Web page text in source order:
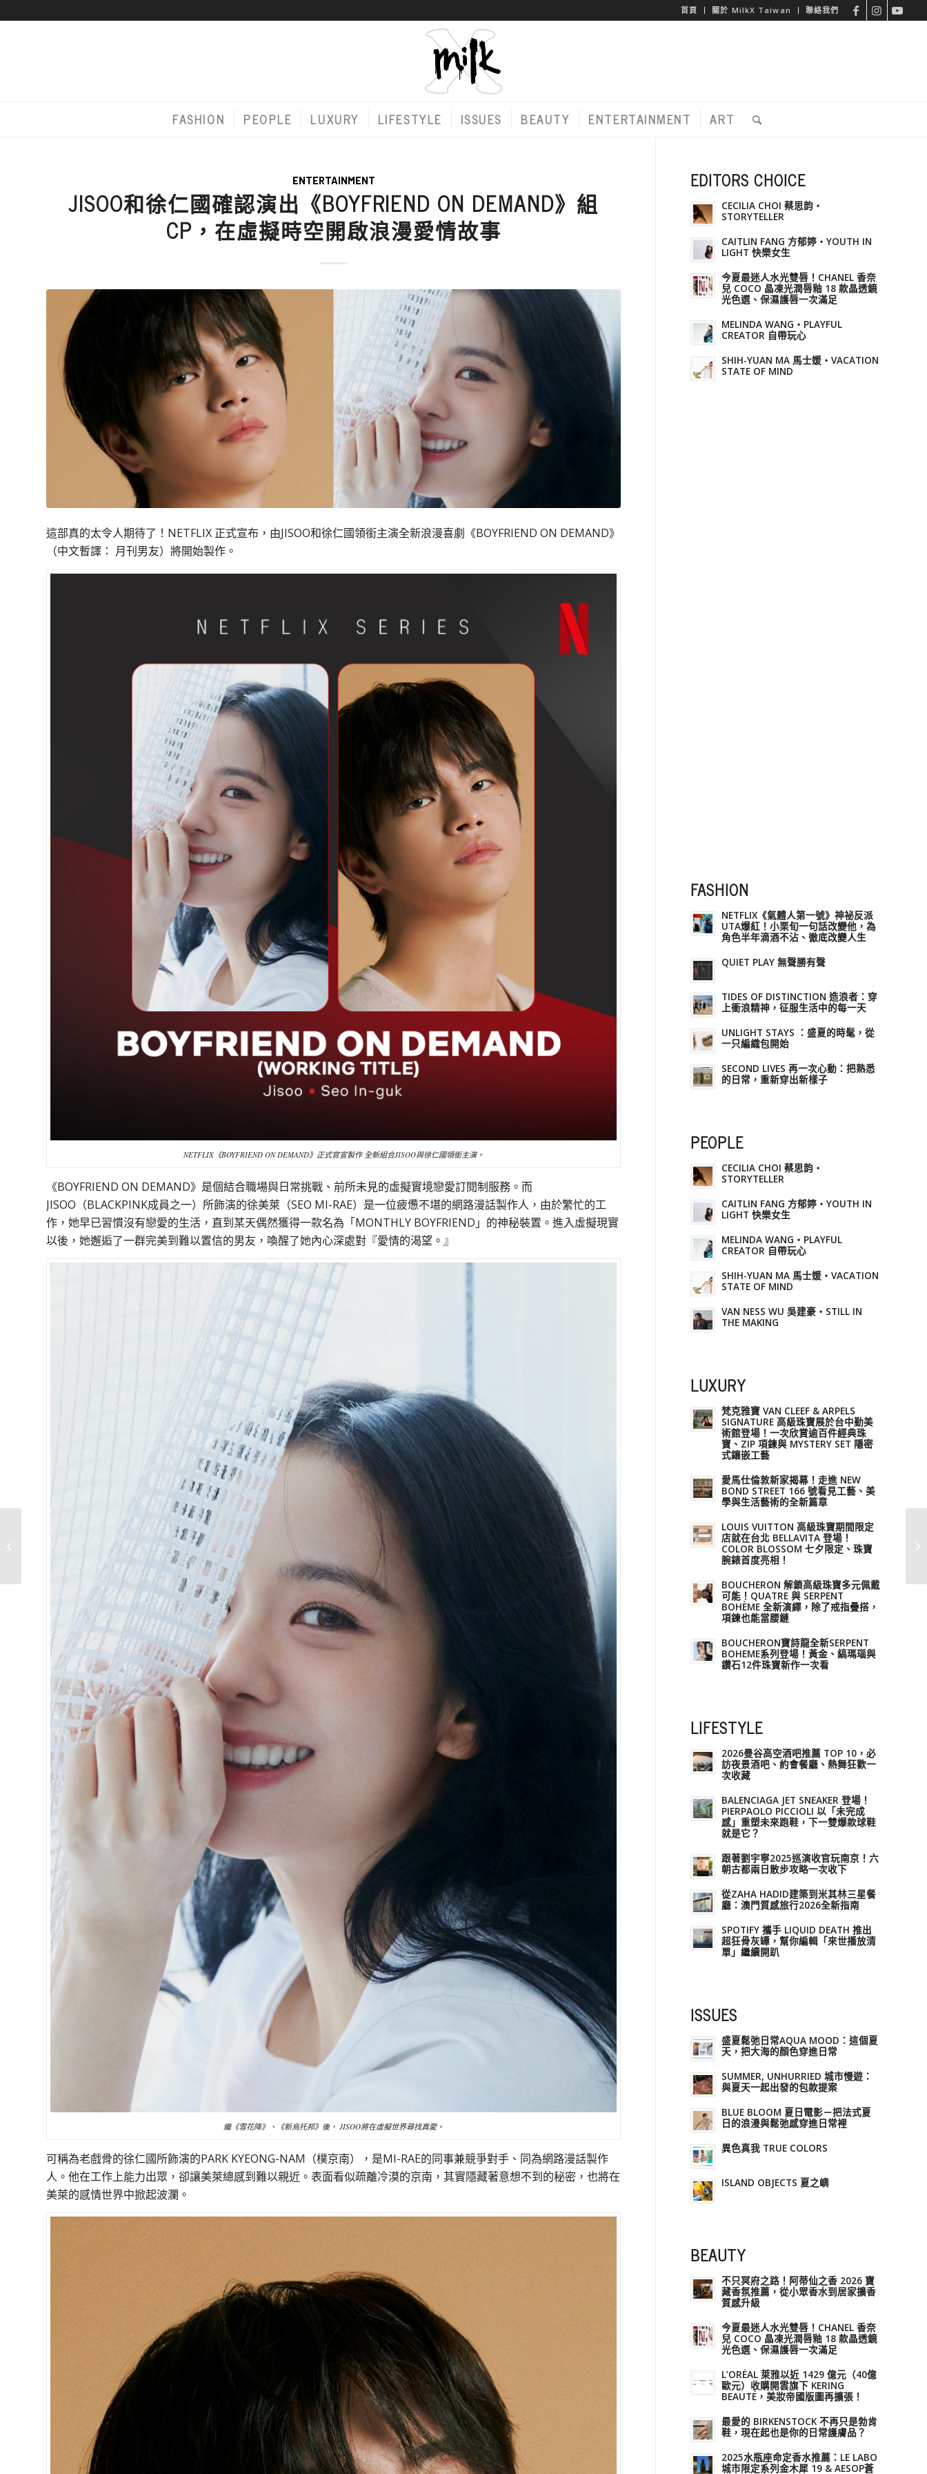
首頁 關於 MilkX Taiwan 聯絡我們
FASHION PEOPLE LUXURY LIFESTYLE ISSUES BEAUTY ENTERTAINMENT ART
ENTERTAINMENT
JISOO和徐仁國確認演出《BOYFRIEND ON DEMAND》組
CP，在虛擬時空開啟浪漫愛情故事
這部真的太令人期待了！NETFLIX 正式宣布，由JISOO和徐仁國領銜主演全新浪漫喜劇《BOYFRIEND ON DEMAND》
（中文暫譯： 月刊男友）將開始製作。
NETFLIX《BOYFRIEND ON DEMAND》正式官宣製作 全新組合JISOO與徐仁國領銜主演。
《BOYFRIEND ON DEMAND》是個結合職場與日常挑戰、前所未見的虛擬實境戀愛訂閱制服務。而
JISOO（BLACKPINK成員之一）所飾演的徐美萊（SEO MI-RAE）是一位疲憊不堪的網路漫話製作人，由於繁忙的工
作，她早已習慣沒有戀愛的生活，直到某天偶然獲得一款名為「MONTHLY BOYFRIEND」的神秘裝置。進入虛擬現實
以後，她邂逅了一群完美到難以置信的男友，喚醒了她內心深處對『愛情的渴望。』
繼《雪花降》、《新烏托邦》後， JISOO將在虛擬世界尋找真愛。
可稱為老戲骨的徐仁國所飾演的PARK KYEONG-NAM（樸京南），是MI-RAE的同事兼競爭對手、同為網路漫話製作
人。他在工作上能力出眾，卻讓美萊總感到難以親近。表面看似疏離冷漠的京南，其實隱藏著意想不到的秘密，也將在
美萊的感情世界中掀起波瀾。
EDITORS CHOICE
CECILIA CHOI 蔡思韵・
STORYTELLER
CAITLIN FANG 方郁婷・YOUTH IN
LIGHT 快樂女生
今夏最迷人水光雙唇！CHANEL 香奈
兒 COCO 晶凍光潤唇釉 18 款晶透鏡
光色選、保濕護唇一次滿足
MELINDA WANG・PLAYFUL
CREATOR 自帶玩心
SHIH-YUAN MA 馬士媛・VACATION
STATE OF MIND
FASHION
NETFLIX《氣體人第一號》神祕反派
UTA爆紅！小栗旬一句話改變他，為
角色半年滴酒不沾、徹底改變人生
QUIET PLAY 無聲勝有聲
TIDES OF DISTINCTION 造浪者：穿
上衝浪精神，征服生活中的每一天
UNLIGHT STAYS ：盛夏的時髦，從
一只編織包開始
SECOND LIVES 再一次心動：把熟悉
的日常，重新穿出新樣子
PEOPLE
CECILIA CHOI 蔡思韵・
STORYTELLER
CAITLIN FANG 方郁婷・YOUTH IN
LIGHT 快樂女生
MELINDA WANG・PLAYFUL
CREATOR 自帶玩心
SHIH-YUAN MA 馬士媛・VACATION
STATE OF MIND
VAN NESS WU 吳建豪・STILL IN
THE MAKING
LUXURY
梵克雅寶 VAN CLEEF & ARPELS
SIGNATURE 高級珠寶展於台中勤美
術館登場！一次欣賞逾百件經典珠
寶、ZIP 項鍊與 MYSTERY SET 隱密
式鑲嵌工藝
愛馬仕倫敦新家揭幕！走進 NEW
BOND STREET 166 號看見工藝、美
學與生活藝術的全新篇章
LOUIS VUITTON 高級珠寶期間限定
店就在台北 BELLAVITA 登場！
COLOR BLOSSOM 七夕限定、珠寶
腕錶首度亮相！
BOUCHERON 解鎖高級珠寶多元佩戴
可能！QUATRE 與 SERPENT
BOHÈME 全新演繹，除了戒指疊搭，
項鍊也能當腰鏈
BOUCHERON寶詩龍全新SERPENT
BOHEME系列登場！黃金、縞瑪瑙與
鑽石12件珠寶新作一次看
LIFESTYLE
2026曼谷高空酒吧推薦 TOP 10，必
訪夜景酒吧、約會餐廳、熱舞狂歡一
次收藏
BALENCIAGA JET SNEAKER 登場！
PIERPAOLO PICCIOLI 以「未完成
感」重塑未來跑鞋，下一雙爆款球鞋
就是它？
跟著劉宇寧2025巡演收官玩南京！六
朝古都兩日散步攻略一次收下
從ZAHA HADID建築到米其林三星餐
廳：澳門質感旅行2026全新指南
SPOTIFY 攜手 LIQUID DEATH 推出
超狂骨灰罈，幫你編輯「來世播放清
單」繼續開趴
ISSUES
盛夏鬆弛日常AQUA MOOD：這個夏
天，把大海的顏色穿進日常
SUMMER, UNHURRIED 城市慢遊：
與夏天一起出發的包款提案
BLUE BLOOM 夏日電影－把法式夏
日的浪漫與鬆弛感穿進日常裡
異色真我 TRUE COLORS
ISLAND OBJECTS 夏之嶼
BEAUTY
不只冥府之路！阿蒂仙之香 2026 寶
藏香氛推薦，從小眾香水到居家擴香
質感升級
今夏最迷人水光雙唇！CHANEL 香奈
兒 COCO 晶凍光潤唇釉 18 款晶透鏡
光色選、保濕護唇一次滿足
L’ORÉAL 萊雅以近 1429 億元（40億
歐元）收購開雲旗下 KERING
BEAUTÉ，美妝帝國版圖再擴張！
最愛的 BIRKENSTOCK 不再只是勃肯
鞋，現在起也是你的日常護膚品？
2025水瓶座命定香水推薦：LE LABO
城市限定系列金木犀 19 & AESOP蒼